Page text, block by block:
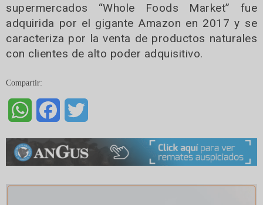
supermercados “Whole Foods Market” fue
adquirida por el gigante Amazon en 2017 y se
caracteriza por la venta de productos naturales
con clientes de alto poder adquisitivo.
Compartir:
WhatsAppFacebook